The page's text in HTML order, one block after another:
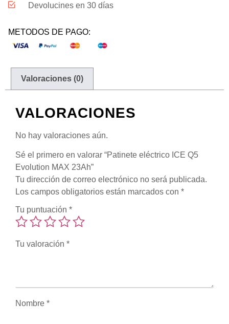
Devolucines en 30 días
METODOS DE PAGO:
Valoraciones (0)
VALORACIONES
No hay valoraciones aún.
Sé el primero en valorar “Patinete eléctrico ICE Q5
Evolution MAX 23Ah”
Tu dirección de correo electrónico no será publicada.
Los campos obligatorios están marcados con *
Tu puntuación *
Tu valoración *
Nombre *